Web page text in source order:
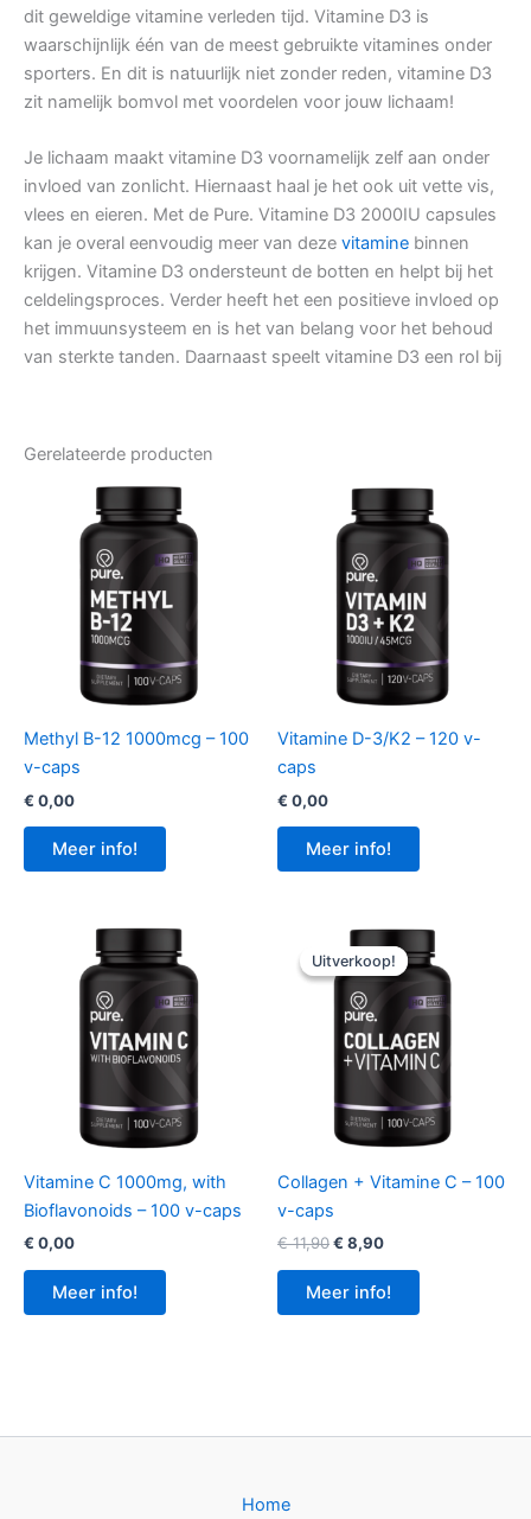
dit geweldige vitamine verleden tijd. Vitamine D3 is
waarschijnlijk één van de meest gebruikte vitamines onder
sporters. En dit is natuurlijk niet zonder reden, vitamine D3
zit namelijk bomvol met voordelen voor jouw lichaam!
Je lichaam maakt vitamine D3 voornamelijk zelf aan onder
invloed van zonlicht. Hiernaast haal je het ook uit vette vis,
vlees en eieren. Met de Pure. Vitamine D3 2000IU capsules
kan je overal eenvoudig meer van deze vitamine binnen
krijgen. Vitamine D3 ondersteunt de botten en helpt bij het
celdelingsproces. Verder heeft het een positieve invloed op
het immuunsysteem en is het van belang voor het behoud
van sterkte tanden. Daarnaast speelt vitamine D3 een rol bij
Gerelateerde producten
Methyl B-12 1000mcg – 100
v-caps
€ 0,00
Meer info!
Vitamine D-3/K2 – 120 v-
caps
€ 0,00
Meer info!
Vitamine C 1000mg, with
Bioflavonoids – 100 v-caps
€ 0,00
Meer info!
Uitverkoop!
Uitverkoop!
Collagen + Vitamine C – 100
v-caps
€11,90Oorspronkelijke
was:
€ 11,90.
€ 8,90Huidige
is:
€ 8,90.
Meer info!
Home